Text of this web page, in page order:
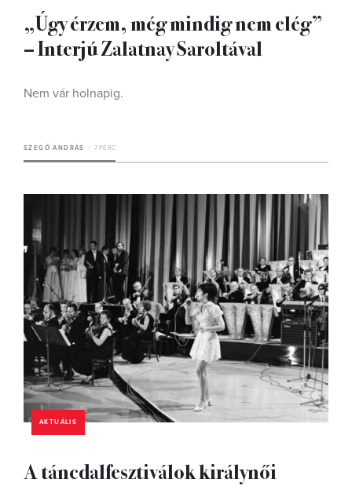
„Úgy érzem, még mindig nem elég”
– Interjú Zalatnay Saroltával
Nem vár holnapig.
SZEGŐ ANDRÁS 7 PERC
AKTUÁLIS
A táncdalfesztiválok királynői